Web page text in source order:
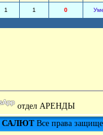
1 1 0
отдел АРЕНДЫ
САЛЮТВсе права